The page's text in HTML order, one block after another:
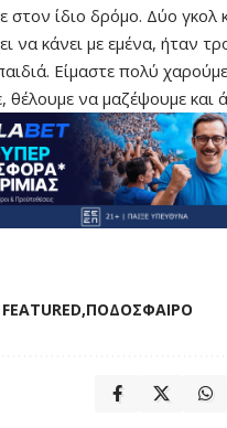
στον ίδιο δρόμο. Δύο γκολ
να κάνει με εμένα, ήταν
Είμαστε πολύ
θέλουμε να μαζέψουμε και
FEATURED ΠΟΔΟΣΦΑΙΡΟ